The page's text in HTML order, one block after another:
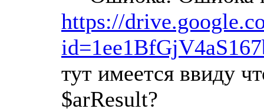
https://
тут имеется ввиду
$arResult?